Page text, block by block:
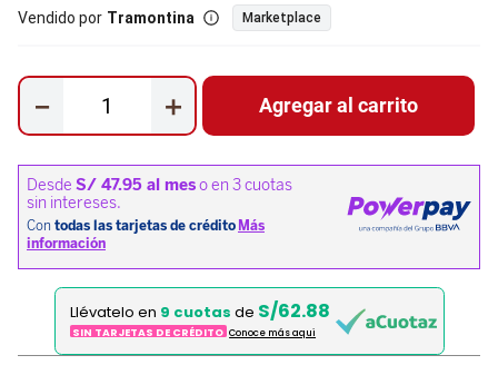
Vendido por Tramontina Marketplace
＋
－ Agregar al carrito
Llévatelo en 9 cuotas de S/62.88
SIN TARJETAS DE CRÉDITO Conoce más aqui